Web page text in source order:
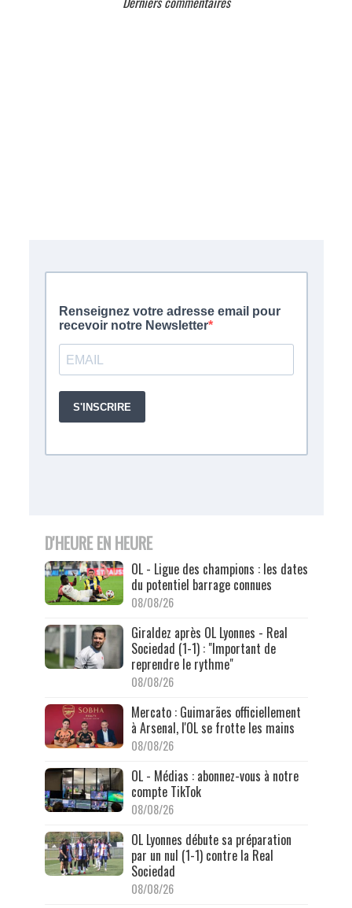
D'HEURE EN HEURE
OL - Ligue des champions : les dates
du potentiel barrage connues
08/08/26
Giraldez après OL Lyonnes - Real
Sociedad (1-1) : "Important de
reprendre le rythme"
08/08/26
Mercato : Guimarães officiellement
à Arsenal, l'OL se frotte les mains
08/08/26
OL - Médias : abonnez-vous à notre
compte TikTok
08/08/26
OL Lyonnes débute sa préparation
par un nul (1-1) contre la Real
Sociedad
08/08/26